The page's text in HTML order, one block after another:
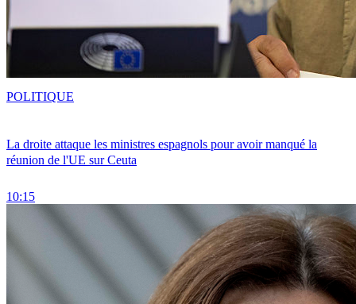
La droite attaque les ministres espagnols pour avoir manqué la
réunion de l'UE sur Ceuta
10:15
POLITIQUE